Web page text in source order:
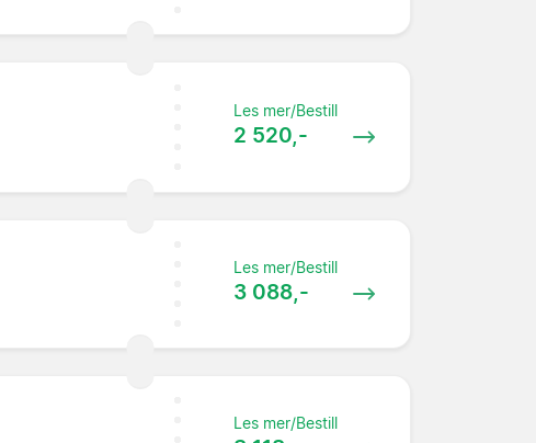
Les mer/Bestill
2 520,-
Les mer/Bestill
3 088,-
Les mer/Bestill